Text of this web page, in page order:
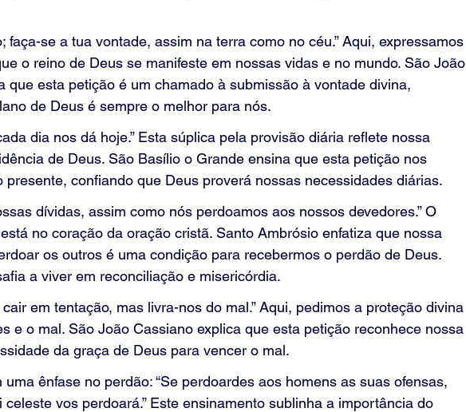
faça-se a tua vontade, assim na terra como no céu.” Aqui, expressamos
o reino de Deus se manifeste em nossas vidas e no mundo. São João
que esta petição é um chamado à submissão à vontade divina,
de Deus é sempre o melhor para nós.
dia nos dá hoje.” Esta súplica pela provisão diária reflete nossa
de Deus. São Basílio o Grande ensina que esta petição nos
presente, confiando que Deus proverá nossas necessidades diárias.
dívidas, assim como nós perdoamos aos nossos devedores.” O
no coração da oração cristã. Santo Ambrósio enfatiza que nossa
os outros é uma condição para recebermos o perdão de Deus.
a viver em reconciliação e misericórdia.
em tentação, mas livra-nos do mal.” Aqui, pedimos a proteção divina
e o mal. São João Cassiano explica que esta petição reconhece nossa
da graça de Deus para vencer o mal.
ênfase no perdão: “Se perdoardes aos homens as suas ofensas,
celeste vos perdoará.” Este ensinamento sublinha a importância do